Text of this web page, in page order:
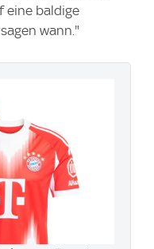
eine baldige
wann."